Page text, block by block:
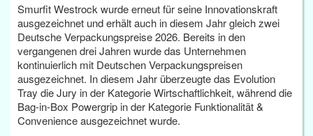
Smurfit Westrock wurde erneut für seine Innovationskraft
ausgezeichnet und erhält auch in diesem Jahr gleich zwei
Deutsche Verpackungspreise 2026. Bereits in den
vergangenen drei Jahren wurde das Unternehmen
kontinuierlich mit Deutschen Verpackungspreisen
ausgezeichnet. In diesem Jahr überzeugte das Evolution
Tray die Jury in der Kategorie Wirtschaftlichkeit, während die
Bag-in-Box Powergrip in der Kategorie Funktionalität &
Convenience ausgezeichnet wurde.